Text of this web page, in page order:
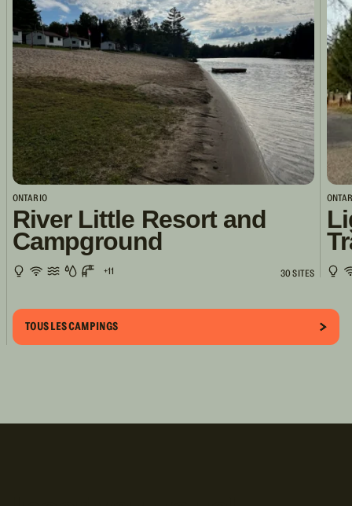
ONTARIO
River Little Resort and
Campground
+11 30 SITES
TOUS LES CAMPINGS